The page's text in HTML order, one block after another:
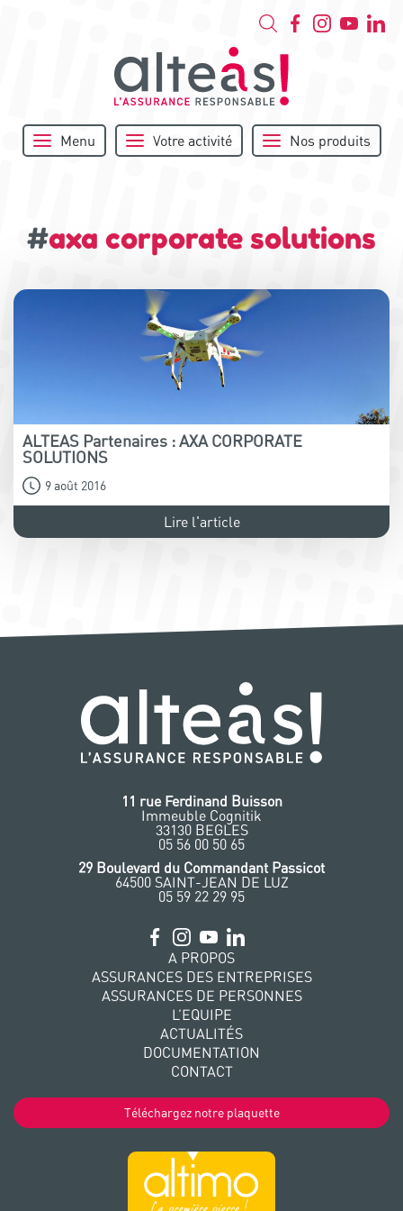
Menu Votre activité Nos produits
#axa corporate solutions
ALTEAS Partenaires : AXA CORPORATE
SOLUTIONS
9 août 2016
Lire l'article
11 rue Ferdinand Buisson
Immeuble Cognitik
33130 BEGLES
‭05 56 00 50 65
‭29 Boulevard du Commandant Passicot
64500 SAINT-JEAN DE LUZ
05 59 22 29 95
A PROPOS
ASSURANCES DES ENTREPRISES
ASSURANCES DE PERSONNES
L’EQUIPE
ACTUALITÉS
DOCUMENTATION
CONTACT
Téléchargez notre plaquette